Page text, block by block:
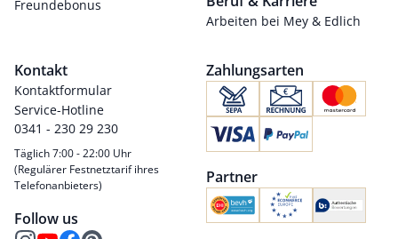
Freundebonus
Arbeiten bei Mey & Edlich
Kontakt
Kontaktformular
Service-Hotline
0341 - 230 29 230
Täglich 7:00 - 22:00 Uhr
(Regulärer Festnetztarif ihres
Telefonanbieters)
Follow us
Zahlungsarten
Partner